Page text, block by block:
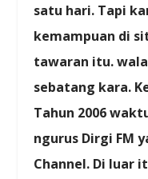
satu hari. Tapi
kemampuan di
tawaran itu.
sebatang kara.
Tahun 2006
ngurus Dirgi FM
Channel. Di luar